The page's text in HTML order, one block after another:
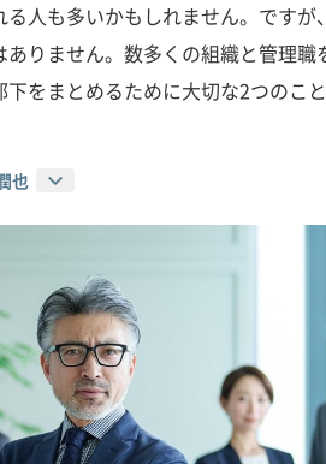
人も多いかもしれません。ですが
りません。数多くの組織と管理職
をまとめるために大切な2つのこ
也